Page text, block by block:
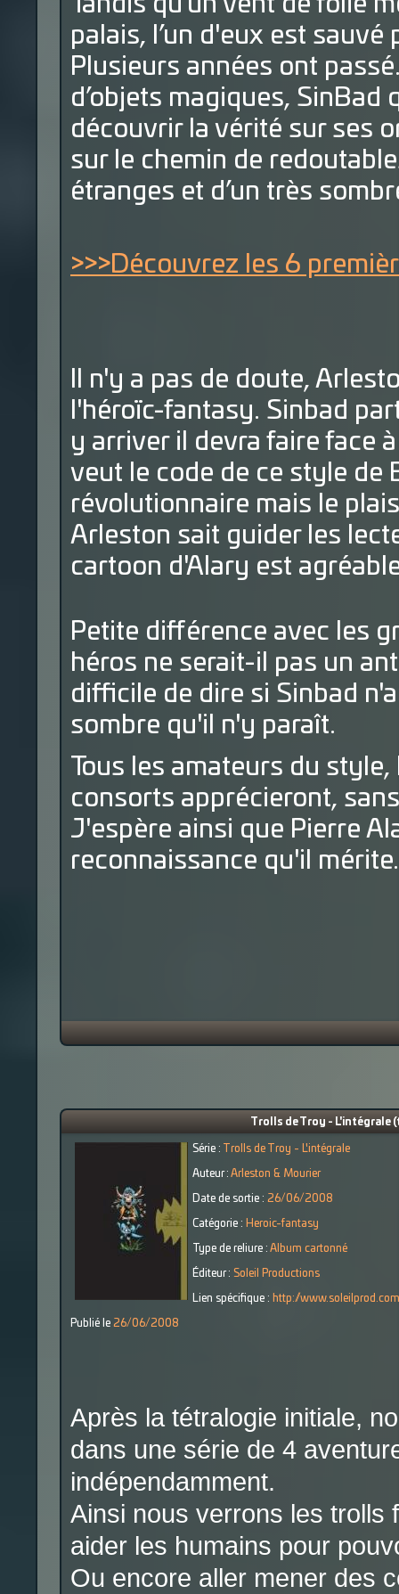
palais, l’un d'eux est sauvé
Plusieurs années ont
d’objets magiques,
découvrir la vérité sur ses
sur le chemin de
étranges et d’un très
>>>Découvrez les 6
Il n'y a pas de doute,
l'héroïc-fantasy. Sinbad
y arriver il devra faire face
veut le code de ce style de
révolutionnaire mais le
Arleston sait guider les
cartoon d'Alary est
Petite différence avec les
héros ne serait-il pas un
difficile de dire si Sinbad
sombre qu'il n'y paraît.
Tous les amateurs du
consorts apprécieront,
J'espère ainsi que Pierre
reconnaissance qu'il mérite.
Trolls de Troy - L'intégrale
Série : Trolls de Troy - L'intégrale
Auteur : Arleston & Mourier
Date de sortie : 26/06/2008
Catégorie : Heroic-fantasy
Type de reliure : Album cartonné
Éditeur : Soleil Productions
Lien spécifique : http://
Publié le 26/06/2008
Après la tétralogie initiale,
dans une série de 4
indépendamment.
Ainsi nous verrons les trolls
aider les humains pour
Ou encore aller mener des